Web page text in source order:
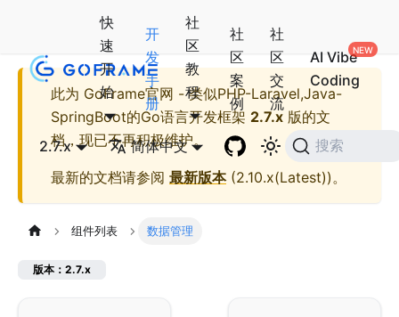
快
速
开
始
开
发
手
册
社
区
教
程
社
区
案
例
社
区
交
流
AI Vibe
Coding
2.7.x 简体中文 搜索
此为 GoFrame官网 - 类似PHP-Laravel,Java-
SpringBoot的Go语言开发框架 2.7.x 版的文
档，现已不再积极维护。
最新的文档请参阅 最新版本(2.10.x(Latest))。
组件列表 数据管理
版本：2.7.x